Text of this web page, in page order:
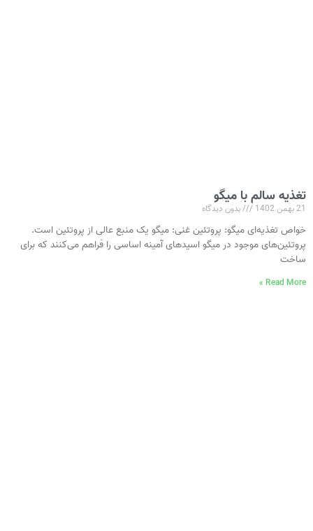
تغذیه سالم با میگو
21 بهمن 1402 بدون دیدگاه
خواص تغذیه‌ای میگو: پروتئین غنی: میگو یک منبع عالی از پروتئین است.
پروتئین‌های موجود در میگو اسیدهای آمینه اساسی را فراهم می‌کنند که برای
ساخت
Read More »